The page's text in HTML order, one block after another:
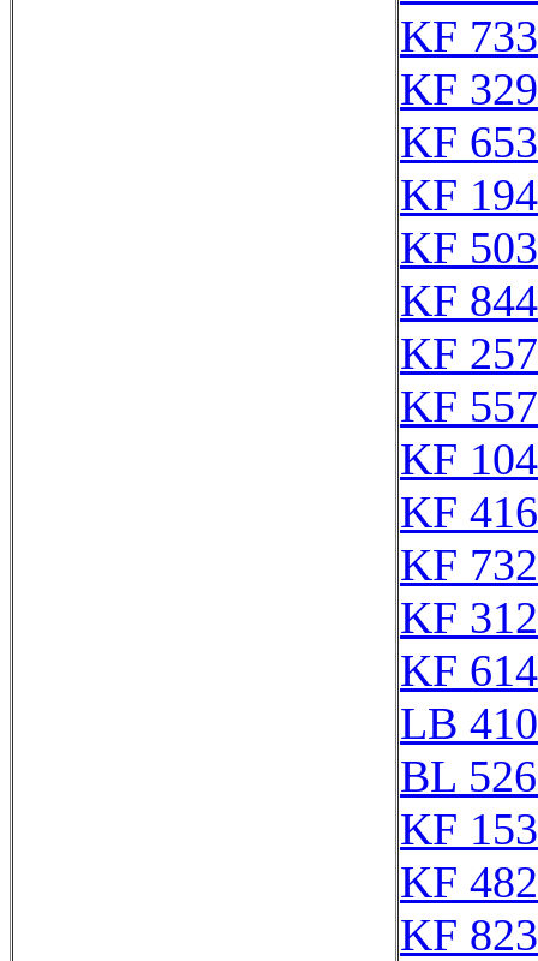
KF
KF
KF
KF
KF
KF
KF
KF
KF
KF
KF
KF
KF
LB
BL
KF
KF
KF